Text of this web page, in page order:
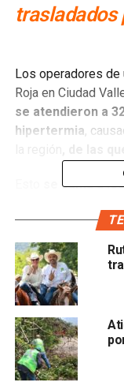
trasladados
Los operadores de
Roja en Ciudad
se atendieron a
hipertermia,
se suma a
relacionados con
26.